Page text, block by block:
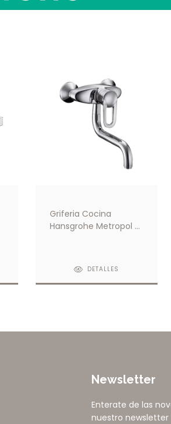
Griferia Cocina
Hansgrohe Metropol E
DETALLES
Newsletter
Enterate de las
nuestro newsletter